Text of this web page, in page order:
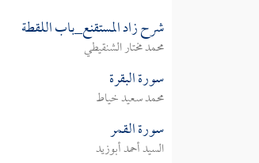
شرح زاد المستقنع_باب اللقطة
محمد مختار الشنقيطي
سورة البقرة
محمد سعيد خياط
سورة القمر
السيد أحمد أبوزيد